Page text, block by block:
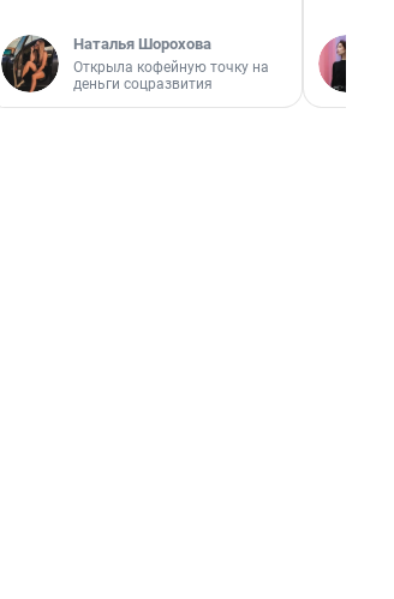
Наталья Шорохова
Открыла кофейную точку на
деньги соцразвития